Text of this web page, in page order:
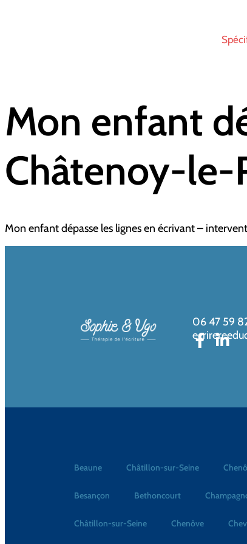
Mon enfant
Châtenoy-le-
Mon enfant dépasse les lignes en écrivant –
06 47 59
Beaune Châtillon-sur-Seine
Besançon Bethoncourt
Châtillon-sur-Seine Chenôve